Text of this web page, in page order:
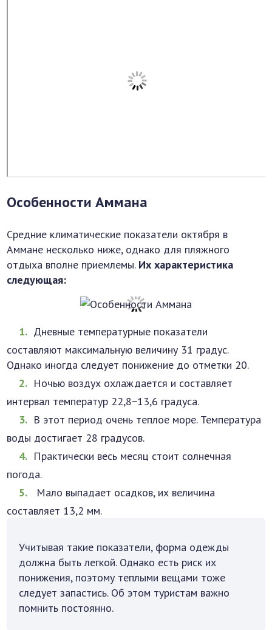
Особенности Аммана
Средние климатические показатели октября в
Аммане несколько ниже, однако для пляжного
отдыха вполне приемлемы. Их характеристика
следующая:
Дневные температурные показатели
составляют максимальную величину 31 градус.
Однако иногда следует понижение до отметки 20.
Ночью воздух охлаждается и составляет
интервал температур 22,8−13,6 градуса.
В этот период очень теплое море. Температура
воды достигает 28 градусов.
Практически весь месяц стоит солнечная
погода.
­ Мало выпадает осадков, их величина
составляет 13,2 мм.
Учитывая такие показатели, форма одежды
должна быть легкой. Однако есть риск их
понижения, поэтому теплыми вещами тоже
следует запастись. Об этом туристам важно
помнить постоянно.